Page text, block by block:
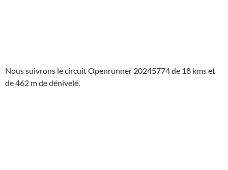
Nous suivrons le circuit Openrunner 20245774 de 18 kms et
de 462 m de dénivelé.